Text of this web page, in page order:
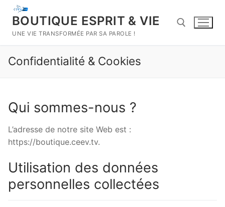
Aller
contenu
BOUTIQUE ESPRIT & VIE
UNE VIE TRANSFORMÉE PAR SA PAROLE !
Rechercher :
Confidentialité & Cookies
Qui sommes-nous ?
L’adresse de notre site Web est :
https://boutique.ceev.tv.
Utilisation des données
personnelles collectées